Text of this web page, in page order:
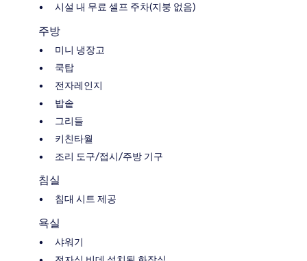
시설 내 무료 셀프 주차(지붕 없음)
주방
미니 냉장고
쿡탑
전자레인지
밥솥
그리들
키친타월
조리 도구/접시/주방 기구
침실
침대 시트 제공
욕실
샤워기